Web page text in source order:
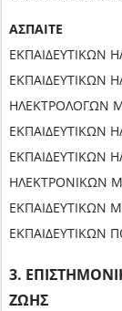
ΑΣΠΑΙΤΕ
ΕΚΠΑΙΔΕΥΤΙΚΩΝ
ΕΚΠΑΙΔΕΥΤΙΚΩΝ
ΗΛΕΚΤΡΟΛΟΓΩΝ
ΕΚΠΑΙΔΕΥΤΙΚΩΝ
ΕΚΠΑΙΔΕΥΤΙΚΩΝ
ΗΛΕΚΤΡΟΝΙΚΩΝ
ΕΚΠΑΙΔΕΥΤΙΚΩΝ
3.
ΖΩΗΣ